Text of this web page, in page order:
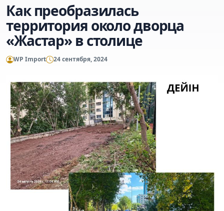
Как преобразилась
территория около дворца
«Жастар» в столице
WP Import 24 сентября, 2024